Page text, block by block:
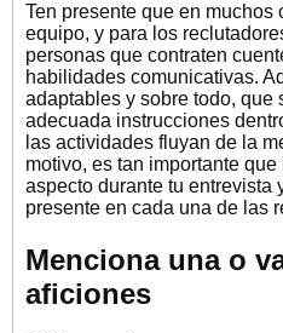
Ten presente que en muchos
equipo, y para los
personas que contraten
habilidades comunicativas.
adaptables y sobre todo, que
adecuada instrucciones
las actividades fluyan de la
motivo, es tan importante
aspecto durante tu entrevista
presente en cada una de las
Menciona una o
aficiones